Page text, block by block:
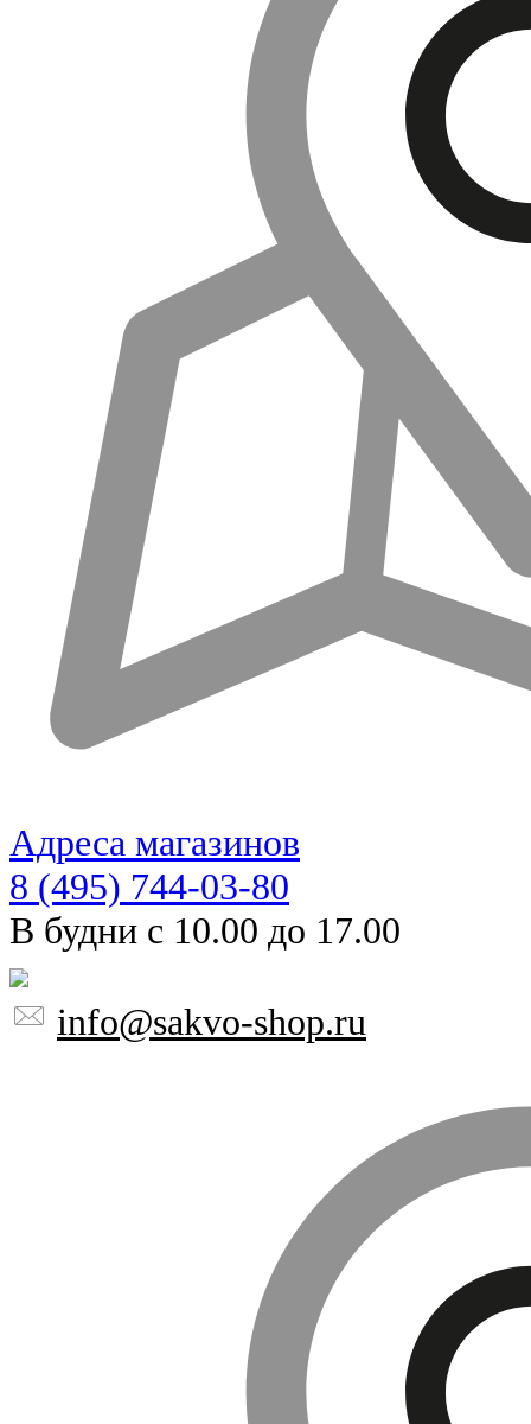
Адреса магазинов
8 (495) 744-03-80
В будни с 10.00 до 17.00
info@sakvo-shop.ru